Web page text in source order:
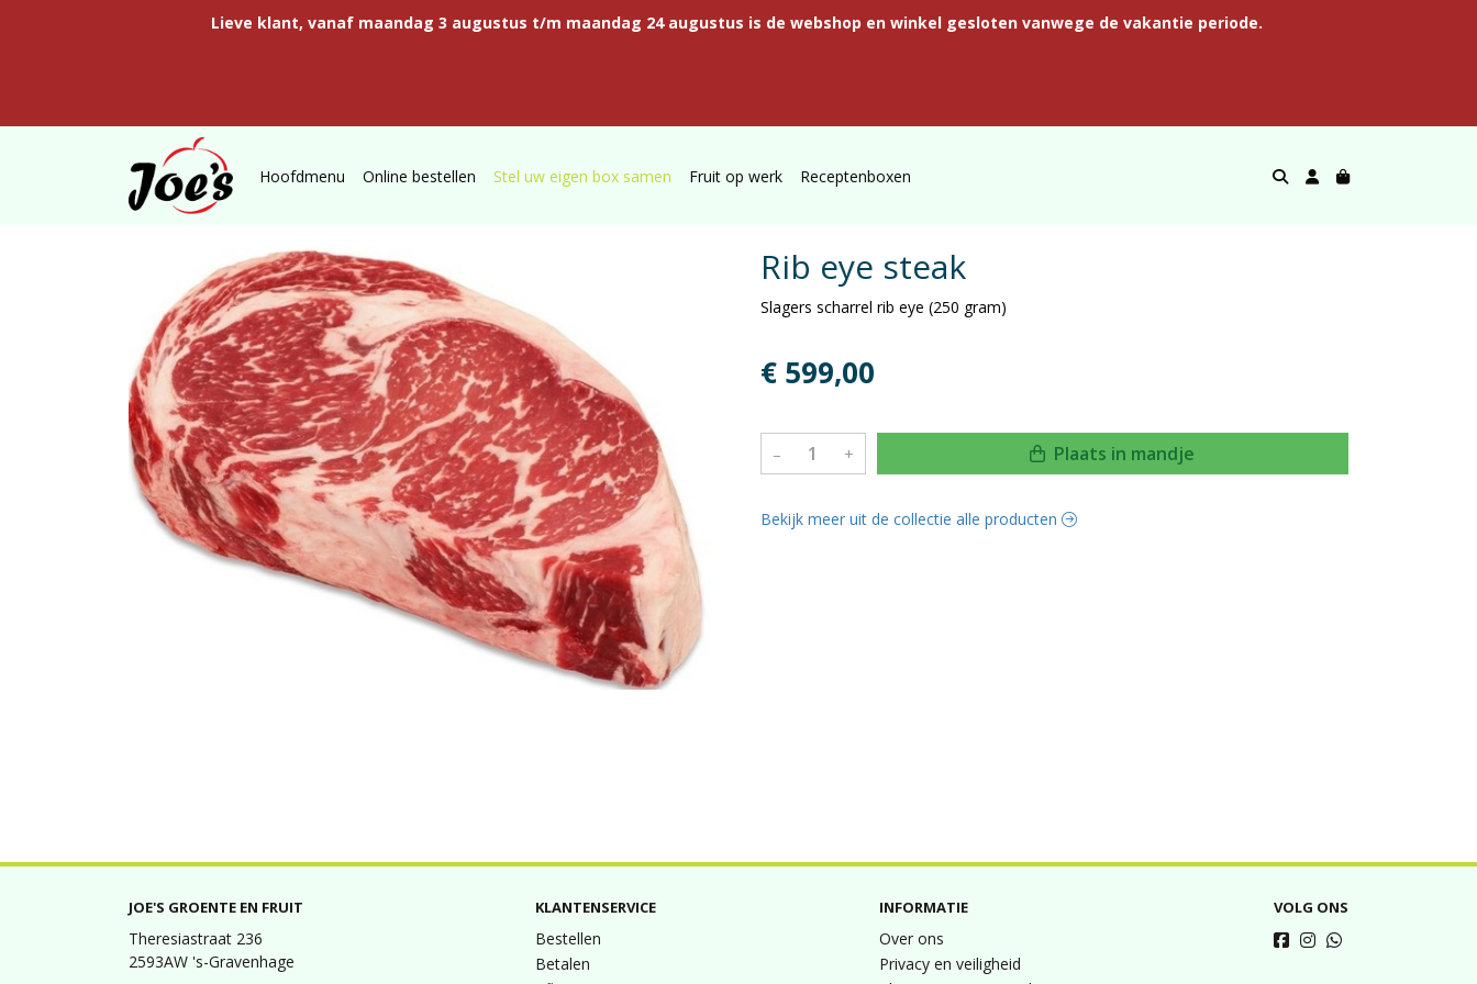
Lieve klant, vanaf maandag 3 augustus t/m maandag 24 augustus is de webshop en winkel gesloten vanwege de vakantie periode.
Hoofdmenu Online bestellen Stel uw eigen box samen Fruit op werk Receptenboxen
Rib eye steak
Slagers scharrel rib eye (250 gram)
€ 599,00
– + Plaats in mandje
Bekijk meer uit de collectie alle producten
JOE'S GROENTE EN FRUIT
Theresiastraat 236
2593AW 's-Gravenhage
KLANTENSERVICE
Bestellen
Betalen
INFORMATIE
Over ons
Privacy en veiligheid
VOLG ONS